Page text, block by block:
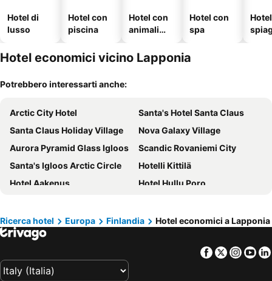
Hotel di
lusso
Hotel con
piscina
Hotel con
animali
Hotel con
spa
Hotel economici vicino Lapponia
Potrebbero interessarti anche:
Arctic City Hotel
Santa's Hotel Santa Claus
Santa Claus Holiday Village
Nova Galaxy Village
Aurora Pyramid Glass Igloos
Scandic Rovaniemi City
Santa's Igloos Arctic Circle
Hotelli Kittilä
Hotel Aakenus
Hotel Hullu Poro
Scandic Pohjanhovi
Lapland Hotels Ounasvaara Chalets
Golden Crown - Levin Iglut
Santa's Hotel Rudolf
Levi Hotel Spa
Ricerca hotel Europa Finlandia Hotel economici a Lapponia
Facebook
Twitter